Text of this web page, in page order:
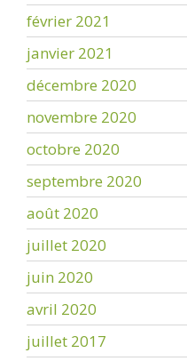
février 2021
janvier 2021
décembre 2020
novembre 2020
octobre 2020
septembre 2020
août 2020
juillet 2020
juin 2020
avril 2020
juillet 2017